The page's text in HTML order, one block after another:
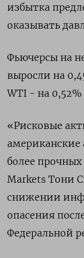
избытка
оказывать
Фьючерсы на
выросли на
WTI - на 0,52%
«Рисковые
американские
более
Markets Тони
снижении
опасения
Федеральной